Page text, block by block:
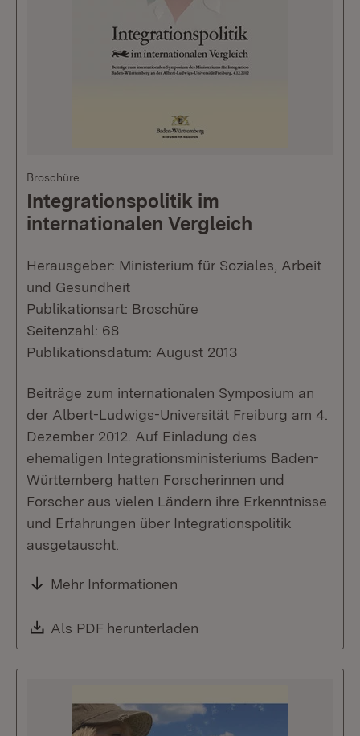
Broschüre
Integrationspolitik im
internationalen Vergleich
Herausgeber: Ministerium für Soziales, Arbeit
und Gesundheit
Publikationsart: Broschüre
Seitenzahl: 68
Publikationsdatum: August 2013
Beiträge zum internationalen Symposium an
der Albert-Ludwigs-Universität Freiburg am 4.
Dezember 2012. Auf Einladung des
ehemaligen Integrationsministeriums Baden-
Württemberg hatten Forscherinnen und
Forscher aus vielen Ländern ihre Erkenntnisse
und Erfahrungen über Integrationspolitik
ausgetauscht.
Mehr Informationen
Download:
Als PDF herunterladen